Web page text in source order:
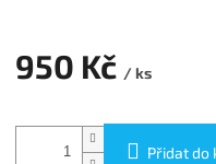
950 Kč / ks
cena:
Přidat do